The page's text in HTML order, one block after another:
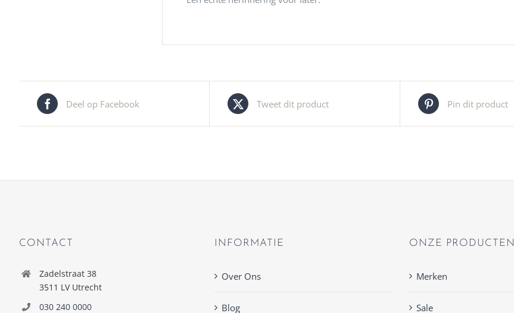
Deel op Facebook Tweet dit product Pin dit product
CONTACT
Zadelstraat 38
3511 LV Utrecht
030 240 0000
INFORMATIE
Over Ons
Blog
ONZE PRODUCTEN
Merken
Sale